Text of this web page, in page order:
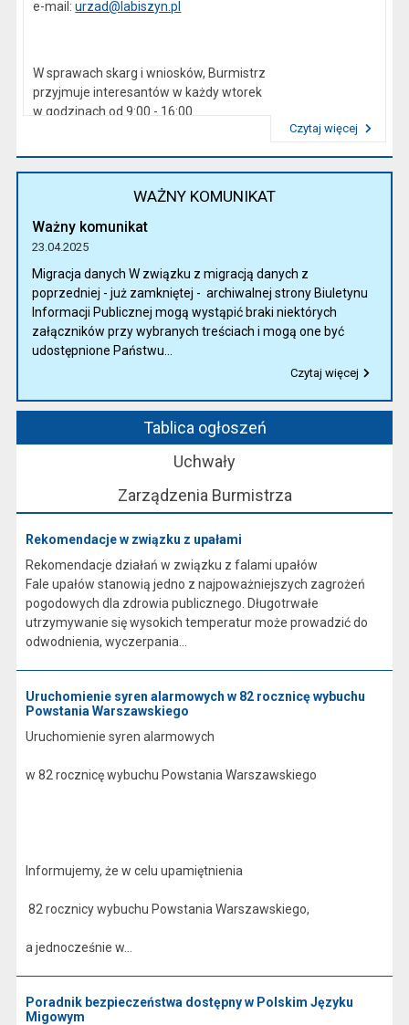
e-mail:urzad@labiszyn.pl
W sprawach skarg i wniosków, Burmistrz
przyjmuje interesantów w każdy wtorek
w godzinach od 9:00 - 16:00
Czytaj więcej
WAŻNY KOMUNIKAT
Ważny komunikat
23.04.2025
Migracja danych W związku z migracją danych z
poprzedniej - już zamkniętej - archiwalnej strony Biuletynu
Informacji Publicznej mogą wystąpić braki niektórych
załączników przy wybranych treściach i mogą one być
udostępnione Państwu...
Czytaj więcej
Tablica ogłoszeń
Uchwały
Zarządzenia Burmistrza
Rekomendacje w związku z upałami
Rekomendacje działań w związku z falami upałów
Fale upałów stanowią jedno z najpoważniejszych zagrożeń
pogodowych dla zdrowia publicznego. Długotrwałe
utrzymywanie się wysokich temperatur może prowadzić do
odwodnienia, wyczerpania...
Uruchomienie syren alarmowych w 82 rocznicę wybuchu
Powstania Warszawskiego
Uruchomienie syren alarmowych
w 82 rocznicę wybuchu Powstania Warszawskiego
Informujemy, że w celu upamiętnienia
82 rocznicy wybuchu Powstania Warszawskiego,
a jednocześnie w...
Poradnik bezpieczeństwa dostępny w Polskim Języku
Migowym